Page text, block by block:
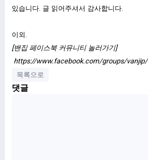
있습니다. 글 읽어주셔서 감사합니다.
이외.
[밴집 페이스북 커뮤니티 놀러가기]
https://www.facebook.com/groups/vanjip/
목록으로
댓글